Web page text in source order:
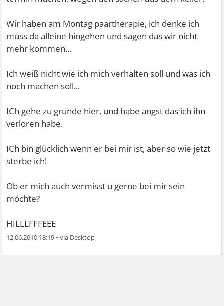
Wir haben am Montag paartherapie, ich denke ich
muss da alleine hingehen und sagen das wir nicht
mehr kommen...
Ich weiß nicht wie ich mich verhalten soll und was ich
noch machen soll...
ICh gehe zu grunde hier, und habe angst das ich ihn
verloren habe.
ICh bin glücklich wenn er bei mir ist, aber so wie jetzt
sterbe ich!
Ob er mich auch vermisst u gerne bei mir sein
möchte?
HILLLFFFEEE
12.06.2010 18:19 •